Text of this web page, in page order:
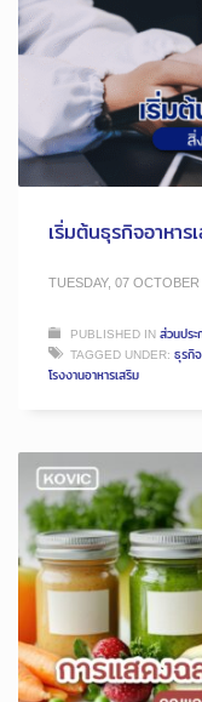
เริ่มต้นธุรกิจอาหา
TUESDAY, 07
PUBLISHED INส่วนประ
TAGGED UNDER: ธุรกิ
โรงงานอาหารเสริม